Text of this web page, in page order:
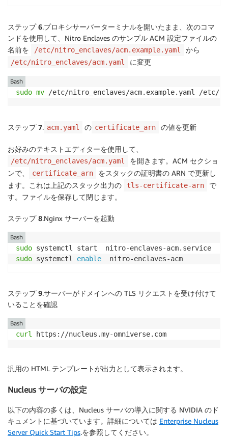
ステップ 6.プロキシサーバーターミナルを開いたまま、次のコマ
ンドを使用して、Nitro Enclaves のサンプル ACM 設定ファイルの
名前を
/etc/nitro_enclaves/acm.example.yaml から
/etc/nitro_enclaves/acm.yaml に変更
sudo mv /etc/nitro_enclaves/acm.example.yaml /etc/
Bash
ステップ 7. acm.yaml の certificate_arn の値を更新
お好みのテキストエディターを使用して、
/etc/nitro_enclaves/acm.yaml
を開きます。ACM セクショ
ンで、
certificate_arn
をスタックの証明書の ARN で更新し
ます。これは上記のスタック出力の
tls-certificate-arn
で
す。ファイルを保存して閉じます。
ステップ 8.Nginx サーバーを起動
sudo
sudo systemctl enable
  nitro-enclaves-acm
Bash
ステップ 9.サーバーがドメインへの TLS リクエストを受け付けて
いることを確認
curl https://nucleus.my-omniverse.com
Bash
汎用の HTML テンプレートが出力として表示されます。
Nucleus サーバの設定
以下の内容の多くは、Nucleus サーバの導入に関する NVIDIA のド
キュメントに基づいています。詳細については Enterprise Nucleus
Server Quick Start Tips.を参照してください。